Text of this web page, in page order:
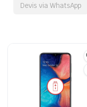
Devis via WhatsApp